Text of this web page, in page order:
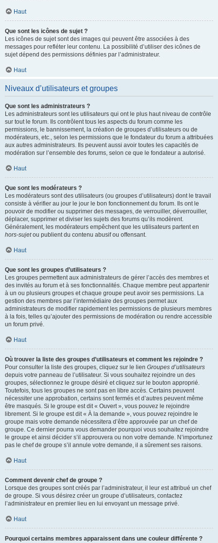
Haut
Que sont les icônes de sujet ?
Les icônes de sujet sont des images qui peuvent être associées à des
messages pour refléter leur contenu. La possibilité d’utiliser des icônes de
sujet dépend des permissions définies par l’administrateur.
Haut
Niveaux d’utilisateurs et groupes
Que sont les administrateurs ?
Les administrateurs sont les utilisateurs qui ont le plus haut niveau de contrôle
sur tout le forum. Ils contrôlent tous les aspects du forum comme les
permissions, le bannissement, la création de groupes d’utilisateurs ou de
modérateurs, etc., selon les permissions que le fondateur du forum a attribuées
aux autres administrateurs. Ils peuvent aussi avoir toutes les capacités de
modération sur l’ensemble des forums, selon ce que le fondateur a autorisé.
Haut
Que sont les modérateurs ?
Les modérateurs sont des utilisateurs (ou groupes d’utilisateurs) dont le travail
consiste à vérifier au jour le jour le bon fonctionnement du forum. Ils ont le
pouvoir de modifier ou supprimer des messages, de verrouiller, déverrouiller,
déplacer, supprimer et diviser les sujets des forums qu’ils modèrent.
Généralement, les modérateurs empêchent que les utilisateurs partent en
hors-sujetou publient du contenu abusif ou offensant.
Haut
Que sont les groupes d’utilisateurs ?
Les groupes permettent aux administrateurs de gérer l’accès des membres et
des invités au forum et à ses fonctionnalités. Chaque membre peut appartenir
à un ou plusieurs groupes et chaque groupe peut avoir ses permissions. La
gestion des membres par l’intermédiaire des groupes permet aux
administrateurs de modifier rapidement les permissions de plusieurs membres
à la fois, telles qu’ajouter des permissions de modération ou rendre accessible
un forum privé.
Haut
Où trouver la liste des groupes d’utilisateurs et comment les rejoindre ?
Pour consulter la liste des groupes, cliquez sur le lien Groupes d’utilisateurs
depuis votre panneau de l’utilisateur. Si vous souhaitez rejoindre un des
groupes, sélectionnez le groupe désiré et cliquez sur le bouton approprié.
Toutefois, tous les groupes ne sont pas en libre accès. Certains peuvent
nécessiter une approbation, certains sont fermés et d’autres peuvent même
être masqués. Si le groupe est dit « Ouvert », vous pouvez le rejoindre
librement. Si le groupe est dit « À la demande », vous pouvez rejoindre le
groupe mais votre demande nécessitera d’être approuvée par un chef de
groupe. Ce dernier pourra vous demander pourquoi vous souhaitez rejoindre
le groupe et ainsi décider s’il approuvera ou non votre demande. N’importunez
pas le chef de groupe s’il annule votre demande, il a sûrement ses raisons.
Haut
Comment devenir chef de groupe ?
Lorsque des groupes sont créés par l’administrateur, il leur est attribué un chef
de groupe. Si vous désirez créer un groupe d’utilisateurs, contactez
l’administrateur en premier lieu en lui envoyant un message privé.
Haut
Pourquoi certains membres apparaissent dans une couleur différente ?